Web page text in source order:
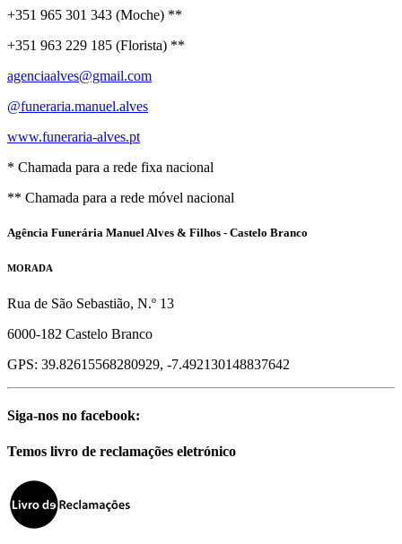
+351 965 301 343 (Moche) **
+351 963 229 185 (Florista) **
agenciaalves@gmail.com
@funeraria.manuel.alves
www.funeraria-alves.pt
* Chamada para a rede fixa nacional
** Chamada para a rede móvel nacional
Agência Funerária Manuel Alves & Filhos - Castelo Branco
MORADA
Rua de São Sebastião, N.º 13
6000-182 Castelo Branco
GPS: 39.82615568280929, -7.492130148837642
Siga-nos no facebook:
Temos livro de reclamações eletrónico